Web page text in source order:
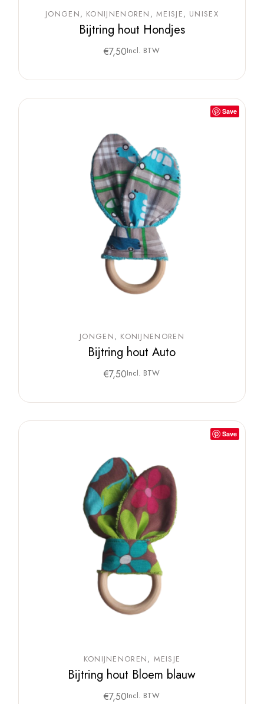
JONGEN KONIJNENOREN MEISJE UNISEX
Bijtring hout Hondjes
€7,50Incl. BTW
Save
JONGEN KONIJNENOREN
Bijtring hout Auto
€7,50Incl. BTW
Save
KONIJNENOREN MEISJE
Bijtring hout Bloem blauw
€7,50Incl. BTW